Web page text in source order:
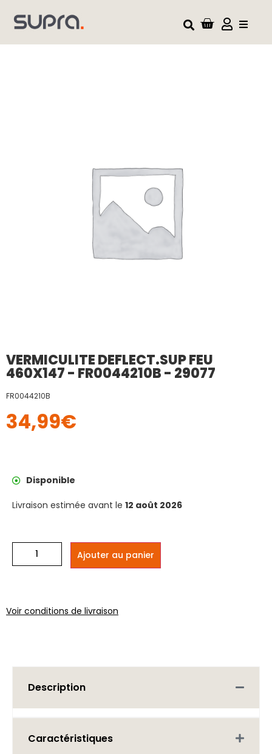
VERMICULITE DEFLECT.SUP FEU
460X147 - FR0044210B - 29077
FR0044210B
34,99€
Disponible
Livraison estimée avant le 12 août 2026
Ajouter au panier
Voir conditions de livraison
Description
Caractéristiques